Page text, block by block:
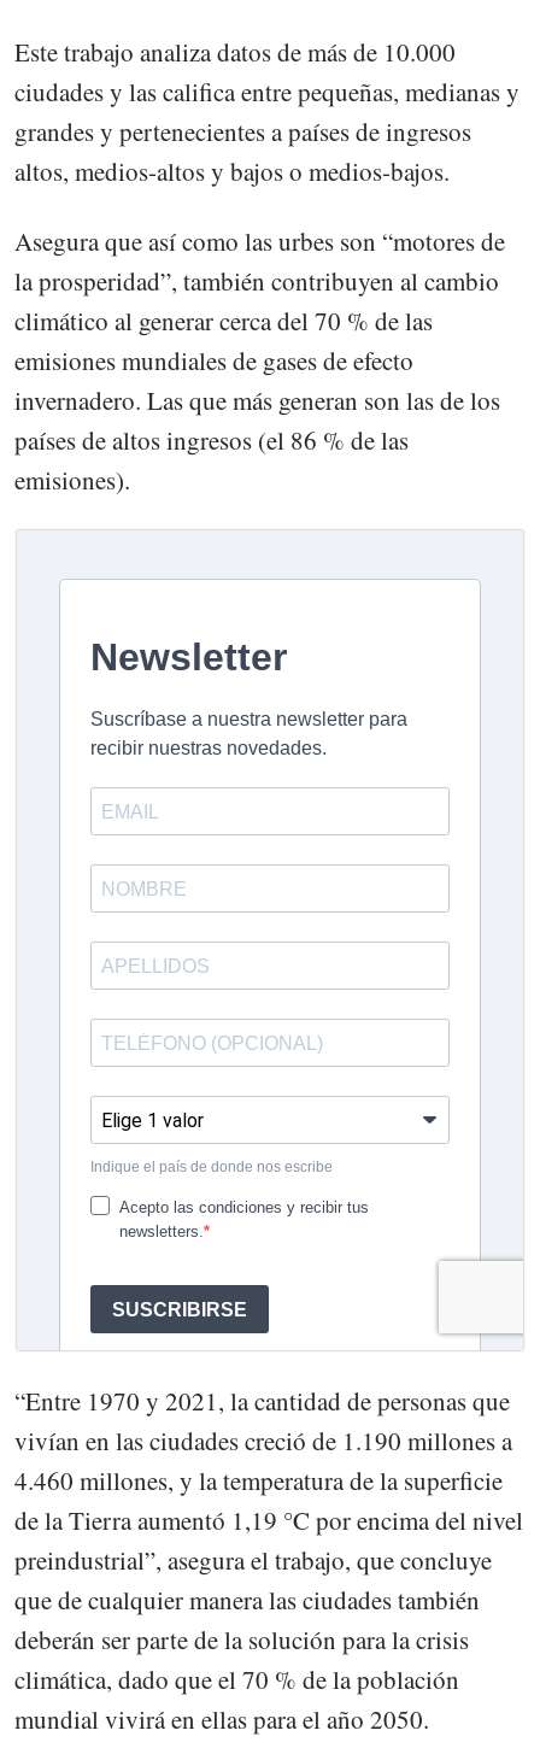
Este trabajo analiza datos de más de 10.000
ciudades y las califica entre pequeñas, medianas y
grandes y pertenecientes a países de ingresos
altos, medios-altos y bajos o medios-bajos.
Asegura que así como las urbes son “motores de
la prosperidad”, también contribuyen al cambio
climático al generar cerca del 70 % de las
emisiones mundiales de gases de efecto
invernadero. Las que más generan son las de los
países de altos ingresos (el 86 % de las
emisiones).
“Entre 1970 y 2021, la cantidad de personas que
vivían en las ciudades creció de 1.190 millones a
4.460 millones, y la temperatura de la superficie
de la Tierra aumentó 1,19 °C por encima del nivel
preindustrial”, asegura el trabajo, que concluye
que de cualquier manera las ciudades también
deberán ser parte de la solución para la crisis
climática, dado que el 70 % de la población
mundial vivirá en ellas para el año 2050.